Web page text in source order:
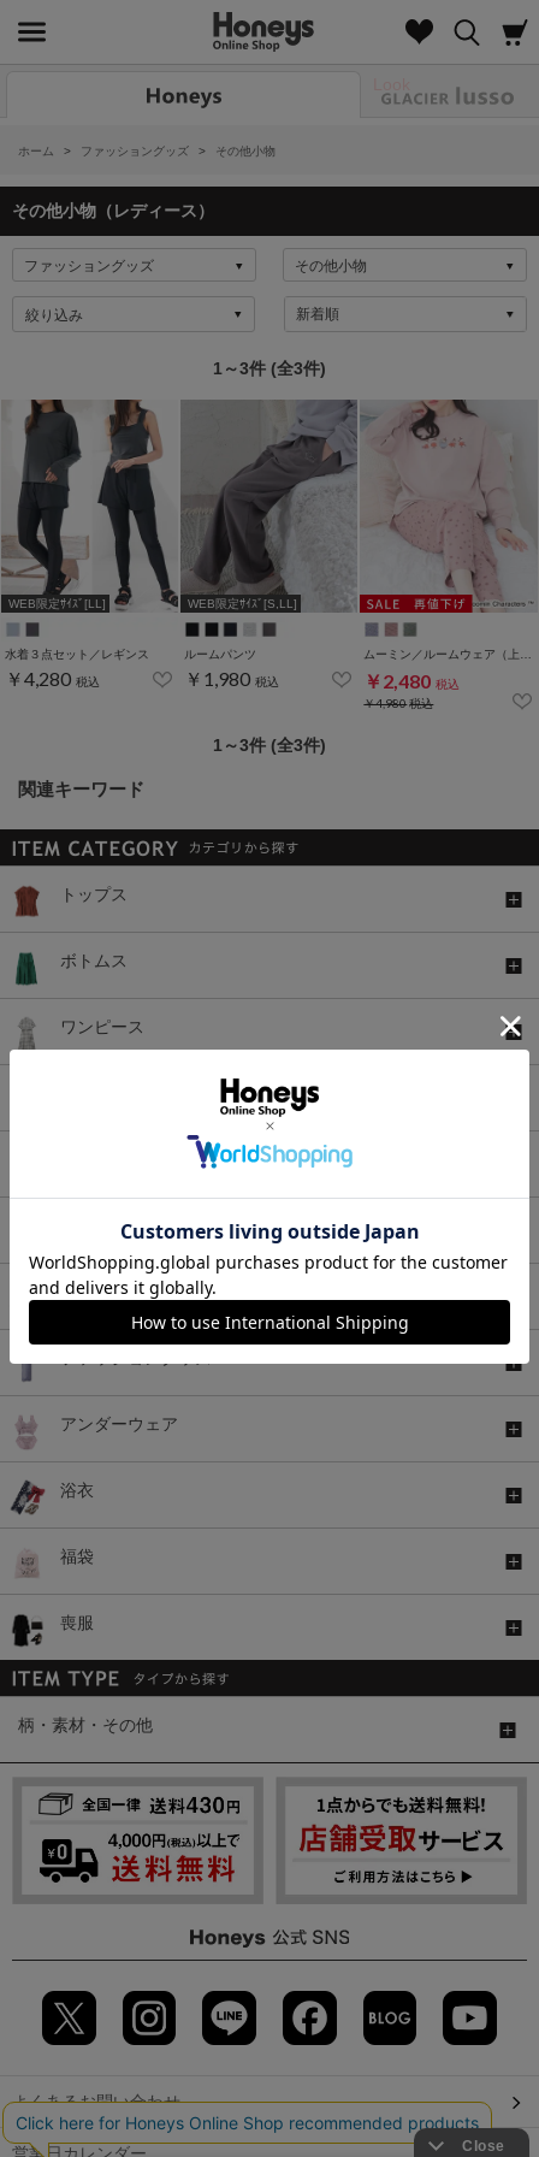
ホーム > ファッショングッズ > その他小物
その他小物（レディース）
絞り込み
1～3件 (全3件)
WEB限定ｻｲｽﾞ[LL]
水着３点セット／レギンス
￥4,280 税込
WEB限定ｻｲｽﾞ[S,LL]
ルームパンツ
￥1,980 税込 ￥2,480 税込
￥4,980税込
1～3件 (全3件)
関連キーワード
トップス
ボトムス
ワンピース
シューズ
アンダーウェア
浴衣
福袋
喪服
柄・素材・その他
よくあるお問い合わせ